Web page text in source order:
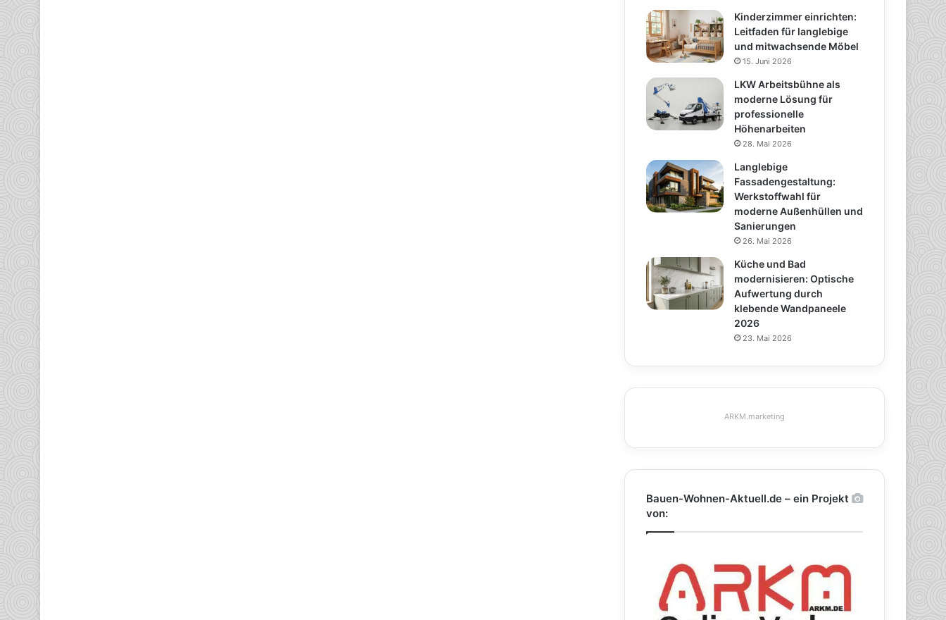
Kinderzimmer einrichten:
Leitfaden für langlebige
und mitwachsende Möbel
15. Juni 2026
LKW Arbeitsbühne als
moderne Lösung für
professionelle
Höhenarbeiten
28. Mai 2026
Langlebige
Fassadengestaltung:
Werkstoffwahl für
moderne Außenhüllen und
Sanierungen
26. Mai 2026
Küche und Bad
modernisieren: Optische
Aufwertung durch
klebende Wandpaneele
2026
23. Mai 2026
ARKM.marketing
Bauen-Wohnen-Aktuell.de – ein Projekt
von: